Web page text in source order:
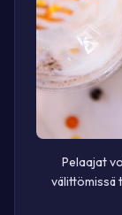
Pelaajat
välittömissä